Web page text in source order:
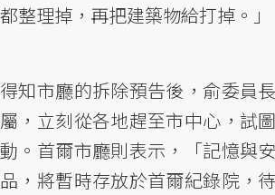
都整理掉，再把建築物給打掉。」
得知市廳的拆除預告後，俞委員
屬，立刻從各地趕至市中心，試
動。首爾市廳則表示，「記憶與
品，將暫時存放於首爾紀錄院，